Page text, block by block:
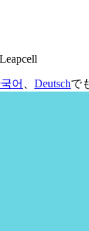
어 Deutschで